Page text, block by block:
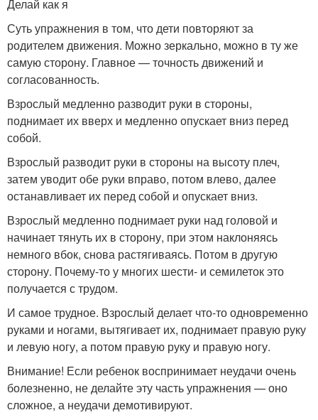
Делай как я
Суть упражнения в том, что дети повторяют за
родителем движения. Можно зеркально, можно в ту же
самую сторону. Главное — точность движений и
согласованность.
Взрослый медленно разводит руки в стороны,
поднимает их вверх и медленно опускает вниз перед
собой.
Взрослый разводит руки в стороны на высоту плеч,
затем уводит обе руки вправо, потом влево, далее
останавливает их перед собой и опускает вниз.
Взрослый медленно поднимает руки над головой и
начинает тянуть их в сторону, при этом наклоняясь
немного вбок, снова растягиваясь. Потом в другую
сторону. Почему-то у многих шести- и семилеток это
получается с трудом.
И самое трудное. Взрослый делает что-то одновременно
руками и ногами, вытягивает их, поднимает правую руку
и левую ногу, а потом правую руку и правую ногу.
Внимание! Если ребенок воспринимает неудачи очень
болезненно, не делайте эту часть упражнения — оно
сложное, а неудачи демотивируют.